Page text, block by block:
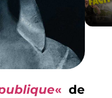
« de